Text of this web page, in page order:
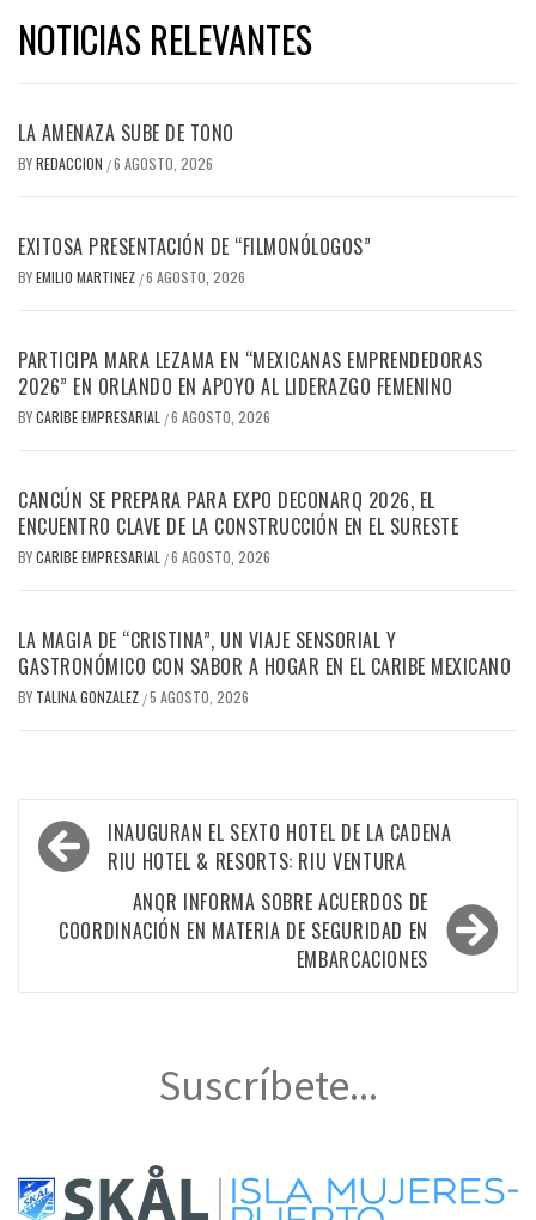
NOTICIAS RELEVANTES
LA AMENAZA SUBE DE TONO
BYREDACCION /6 AGOSTO, 2026
EXITOSA PRESENTACIÓN DE “FILMONÓLOGOS”
BYEMILIO MARTINEZ /6 AGOSTO, 2026
PARTICIPA MARA LEZAMA EN “MEXICANAS EMPRENDEDORAS
2026” EN ORLANDO EN APOYO AL LIDERAZGO FEMENINO
BYCARIBE EMPRESARIAL /6 AGOSTO, 2026
CANCÚN SE PREPARA PARA EXPO DECONARQ 2026, EL
ENCUENTRO CLAVE DE LA CONSTRUCCIÓN EN EL SURESTE
BYCARIBE EMPRESARIAL /6 AGOSTO, 2026
LA MAGIA DE “CRISTINA”, UN VIAJE SENSORIAL Y
GASTRONÓMICO CON SABOR A HOGAR EN EL CARIBE MEXICANO
BY TALINA GONZALEZ /5 AGOSTO, 2026
Navegación
de
entradas
INAUGURAN EL SEXTO HOTEL DE LA CADENA
RIU HOTEL & RESORTS: RIU VENTURA
ANQR INFORMA SOBRE ACUERDOS DE
COORDINACIÓN EN MATERIA DE SEGURIDAD EN
EMBARCACIONES
Suscríbete...